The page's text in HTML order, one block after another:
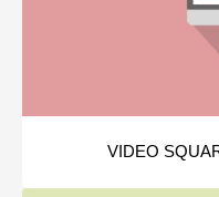
VIDEO